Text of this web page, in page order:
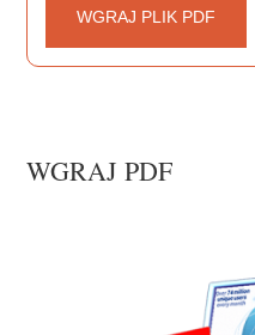
WGRAJ PLIK PDF
WGRAJ PDF